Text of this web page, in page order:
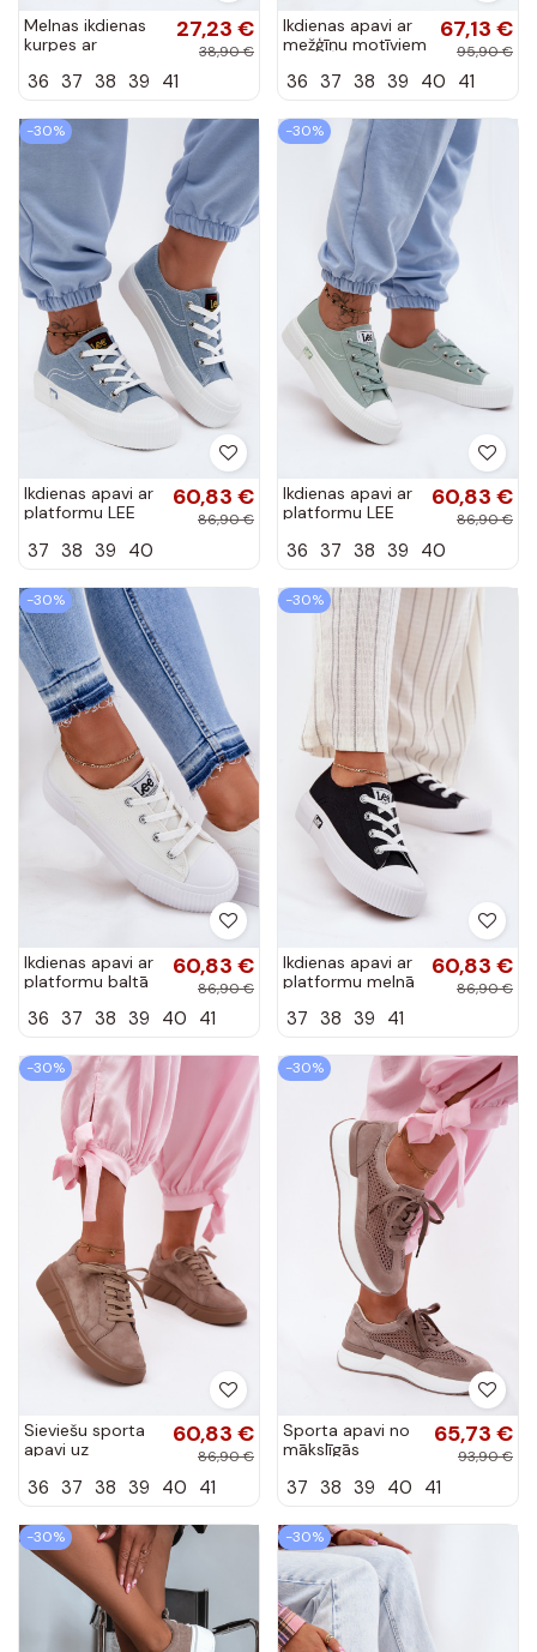
Melnas ikdienas
kurpes ar
27,23 €
38,90 €
36 37 38 39 41
Ikdienas apavi ar
mežģīņu motīviem
ISLA LACE INOMEN
50261003.1FG...
67,13 €
95,90 €
36 37 38 39 40 41
-30%
Ikdienas apavi ar
platformu LEE
LOIN
džinsa krāsā
60,83 €
86,90 €
37 38 39 40
-30%
Ikdienas apavi ar
platformu LEE
LOIN
piparmētru krāsā
60,83 €
86,90 €
36 37 38 39 40
-30%
Ikdienas apavi ar
platformu baltā
60,83 €
86,90 €
36 37 38 39 40 41
-30%
Ikdienas apavi ar
platformu melnā
60,83 €
86,90 €
37 38 39 41
-30%
Sieviešu sporta
apavi uz
mākslīgās
krāsā Danida
60,83 €
86,90 €
36 37 38 39 40 41
-30%
Sporta apavi no
mākslīgās
platformas
Norisa
65,73 €
93,90 €
37 38 39 40 41
-30% -30%